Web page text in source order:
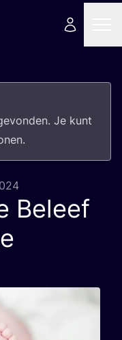
Je kunt
Beleef